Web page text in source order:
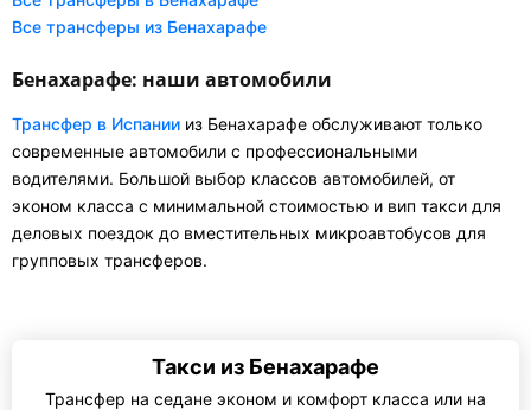
Все трансферы из Бенахарафе
Бенахарафе: наши автомобили
Трансфер в Испании из Бенахарафе обслуживают только
современные автомобили с профессиональными
водителями. Большой выбор классов автомобилей, от
эконом класса с минимальной стоимостью и вип такси для
деловых поездок до вместительных микроавтобусов для
групповых трансферов.
Такси из Бенахарафе
Трансфер на седане эконом и комфорт класса или на